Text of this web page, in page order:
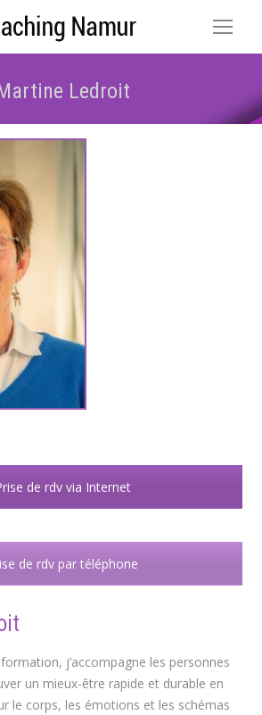
Ledroit
de rdv via Internet
de rdv par téléphone
j’accompagne les personnes
un mieux-être rapide et durable en
le corps, les émotions et les schémas